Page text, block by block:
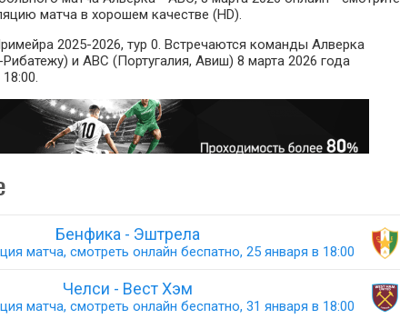
матча в хорошем качестве (HD).
2025-2026, тур 0. Встречаются команды Алверка
и АВС (Португалия, Авиш) 8 марта 2026 года
Бенфика - Эштрела
матча, смотреть онлайн беспатно, 25 января в 18:00
Челси - Вест Хэм
матча, смотреть онлайн беспатно, 31 января в 18:00